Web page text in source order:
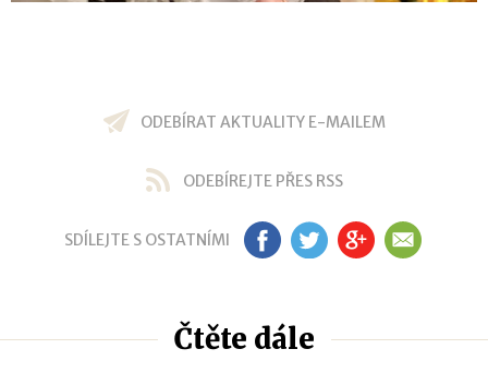
ODEBÍRAT AKTUALITY E-MAILEM
ODEBÍREJTE PŘES RSS
SDÍLEJTE S OSTATNÍMI FB TW GP EM
Čtěte dále